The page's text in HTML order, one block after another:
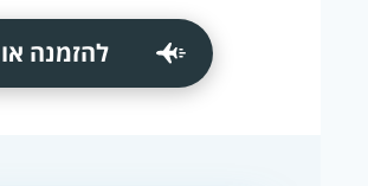
להזמנה